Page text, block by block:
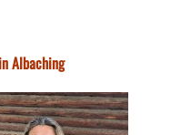
Albaching